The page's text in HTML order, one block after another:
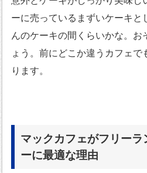
ーに売っているまずいケーキと
んのケーキの間くらいかな。お
ょう。前にどこか違うカフェで
ります。
マックカフェがフリーラ
ーに最適な理由